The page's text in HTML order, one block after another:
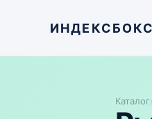
ИНДЕКСБОКС
Каталог/